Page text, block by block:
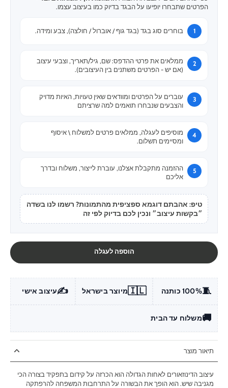
הפרטים שתבחרו יופיעו על הבגד בדיוק כמו בעיצוב עצמו.
בוחרים סוג בגד (בגד גוף / אוברול / חולצה), צבע ומידה.
ממלאים את פרטי ההדפס: שם, גיל/תאריך, וצבעי עיצוב
(אם יש - הפרטים משתנים בין העיצובים).
עוברים על הפרטים ומוודאים שאין טעויות, האיות מדויק
והצבעים שנבחרו תואמים למה שרציתם
מוסיפים לעגלה, ממלאים פרטים למשלוח \ איסוף
ומסיימים תשלום.
ההזמנה מתקבלת אצלנו, עוברת לייצור, משלוח ובדרך
אליכם
טיפ: אהבתם דוגמא ספציפית מהתמונות? רשמו לנו בשדה
״בקשות עיצוב״ ונכין לכם בדיוק לפי זה
הוספה לעגלה
🧵100% כותנה 🇮🇱מיוצר בישראל ✍️עיצוב אישי
🚚משלוח עד הבית
תיאור מוצר
עיצוב הדינוזאורים לאחות הגדולה הוא הכרזה על קידום בתפקיד בצורה הכי
מגניבה שיש. הוא הופך את הבשורה על התרחבות המשפחה להרפתקה